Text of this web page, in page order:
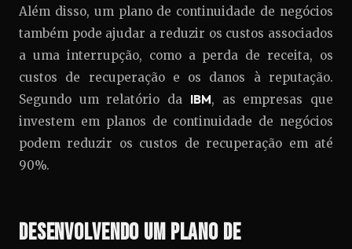
Além disso, um plano de continuidade de negócios
também pode ajudar a reduzir os custos associados
a uma interrupção, como a perda de receita, os
custos de recuperação e os danos à reputação.
Segundo um relatório da IBM, as empresas que
investem em planos de continuidade de negócios
podem reduzir os custos de recuperação em até
90%.
Desenvolvendo um Plano de